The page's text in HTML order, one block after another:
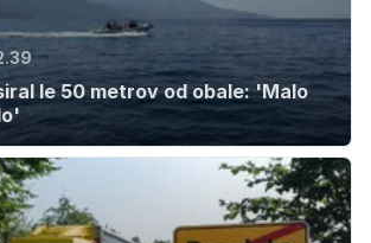
le 50 metrov od obale: 'Malo